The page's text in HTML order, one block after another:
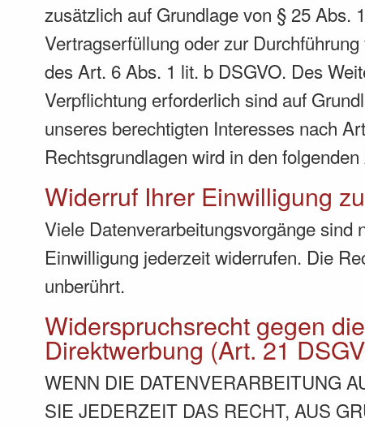
zusätzlich auf Grundlage von § 25 Abs.
Vertragserfüllung oder zur
des Art. 6 Abs. 1 lit. b DSGVO. Des
Verpflichtung erforderlich sind auf
unseres berechtigten Interesses nach
Rechtsgrundlagen wird in den
Widerruf Ihrer Einwilligung
Viele Datenverarbeitungsvorgänge
Einwilligung jederzeit widerrufen. Die
unberührt.
Widerspruchsrecht gegen
Direktwerbung (Art. 21
WENN DIE DATENVERARBEITUNG
SIE JEDERZEIT DAS RECHT, AUS